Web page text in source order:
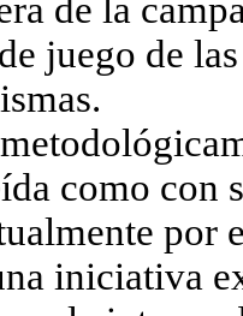
de la
juego de
como con
iniciativa